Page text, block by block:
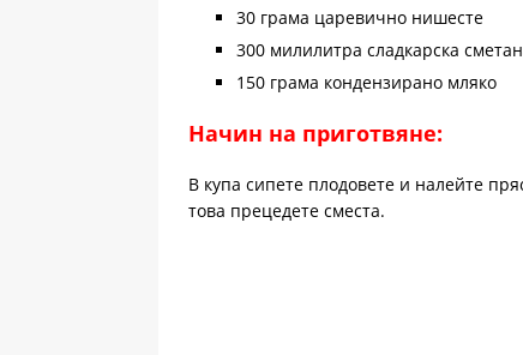
30 грама царевично нишесте
300 милилитра сладкарска
150 грама кондензирано мляко
Начин на приготвяне:
В купа сипете плодовете и налейте
това прецедете сместа.